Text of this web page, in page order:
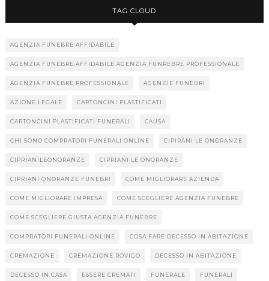
TAG CLOUD
AGENZIA FUNEBRE AFFIDABILE
AGENZIA FUNEBRE AFFIDABILE AGENZIA FUNREBRE PROFESSIONALE
AGENZIA FUNEBRE PROFESSIONALE AGENZIE FUNEBRI
AZIONE LEGALE CARTONCINI PLASTIFICATI
CARTONCINI PLASTIFICATI FUNERALI CAUSA
CHI SONO COMPRATORI FUNERALI ONLINE CIPIRANI LE ONORANZE
CIPRIANILEONORANZE CIPRIANI LE ONORANZE
CIPRIANI ONORANZE FUNEBRI COME MIGLIORARE AZIENDA
COME MIGLIORARE IMPRESA COME SCEGLIERE AGENZIA FUNEBRE
COME SCEGLIERE GIUSTA AGENZIA FUNEBRE
COMPRATORI FUNERALI ONLINE COSA FARE DECESSO IN ABITAZIONE
CREMAZIONE CREMAZIONE ROVIGO DECESSO IN ABITAZIONE
DECESSO IN CASA ESSERE CREMATI FUNERALE FUNERALI